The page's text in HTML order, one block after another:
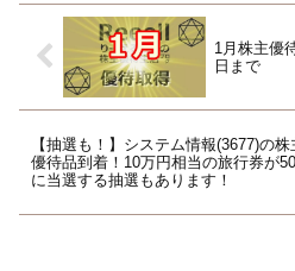
1月株主優
日まで
【抽選も！】システム情報(3677)の株
優待品到着！10万円相当の旅行券が
に当選する抽選もあります！